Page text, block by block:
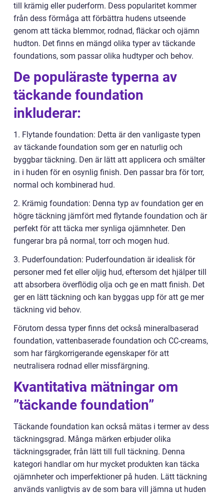
till krämig eller puderform. Dess popularitet kommer
från dess förmåga att förbättra hudens utseende
genom att täcka blemmor, rodnad, fläckar och ojämn
hudton. Det finns en mängd olika typer av täckande
foundations, som passar olika hudtyper och behov.
De populäraste typerna av
täckande foundation
inkluderar:
1. Flytande foundation: Detta är den vanligaste typen
av täckande foundation som ger en naturlig och
byggbar täckning. Den är lätt att applicera och smälter
in i huden för en osynlig finish. Den passar bra för torr,
normal och kombinerad hud.
2. Krämig foundation: Denna typ av foundation ger en
högre täckning jämfört med flytande foundation och är
perfekt för att täcka mer synliga ojämnheter. Den
fungerar bra på normal, torr och mogen hud.
3. Puderfoundation: Puderfoundation är idealisk för
personer med fet eller oljig hud, eftersom det hjälper till
att absorbera överflödig olja och ge en matt finish. Det
ger en lätt täckning och kan byggas upp för att ge mer
täckning vid behov.
Förutom dessa typer finns det också mineralbaserad
foundation, vattenbaserade foundation och CC-creams,
som har färgkorrigerande egenskaper för att
neutralisera rodnad eller missfärgning.
Kvantitativa mätningar om
”täckande foundation”
Täckande foundation kan också mätas i termer av dess
täckningsgrad. Många märken erbjuder olika
täckningsgrader, från lätt till full täckning. Denna
kategori handlar om hur mycket produkten kan täcka
ojämnheter och imperfektioner på huden. Lätt täckning
används vanligtvis av de som bara vill jämna ut huden